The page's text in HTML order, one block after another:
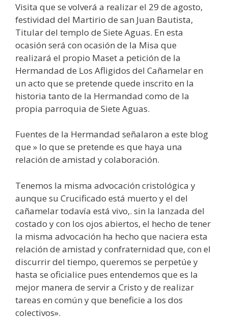
Visita que se volverá a realizar el 29 de agosto,
festividad del Martirio de san Juan Bautista,
Titular del templo de Siete Aguas. En esta
ocasión será con ocasión de la Misa que
realizará el propio Maset a petición de la
Hermandad de Los Afligidos del Cañamelar en
un acto que se pretende quede inscrito en la
historia tanto de la Hermandad como de la
propia parroquia de Siete Aguas.
Fuentes de la Hermandad señalaron a este blog
que » lo que se pretende es que haya una
relación de amistad y colaboración.
Tenemos la misma advocación cristológica y
aunque su Crucificado está muerto y el del
cañamelar todavía está vivo,. sin la lanzada del
costado y con los ojos abiertos, el hecho de tener
la misma advocación ha hecho que naciera esta
relación de amistad y confraternidad que, con el
discurrir del tiempo, queremos se perpetúe y
hasta se oficialice pues entendemos que es la
mejor manera de servir a Cristo y de realizar
tareas en común y que beneficie a los dos
colectivos».